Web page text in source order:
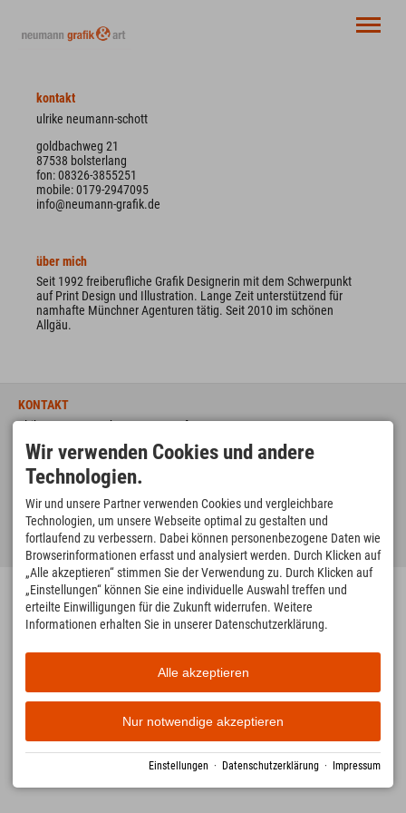
event
illu
kontakt
kontakt
ulrike neumann-schott
goldbachweg 21
87538 bolsterlang
fon: 08326-3855251
mobile: 0179-2947095
info@neumann-grafik.de
über mich
Seit 1992 freiberufliche Grafik Designerin mit dem Schwerpunkt
auf Print Design und Illustration. Lange Zeit unterstützend für
namhafte Münchner Agenturen tätig. Seit 2010 im schönen
Allgäu.
KONTAKT
ulrike neumann-schott
goldbachweg 21
87538 bolsterlang
fon 08326 3855251
mobile 0179 294 70 95
info@neumann-grafik.de
ÖFFNUNGSZEITEN:
Montag - Freitag: 8 - 13 Uhr
ImpressumDatenschutzBarrierefreiheitCookie-Einstellungen
Erstellt vonNeumann Grafik mit Tramino
Wir verwenden Cookies und andere
Technologien.
Wir und unsere Partner verwenden Cookies und vergleichbare
Technologien, um unsere Webseite optimal zu gestalten und
fortlaufend zu verbessern. Dabei können personenbezogene Daten wie
Browserinformationen erfasst und analysiert werden. Durch Klicken auf
„Alle akzeptieren“ stimmen Sie der Verwendung zu. Durch Klicken auf
„Einstellungen“ können Sie eine individuelle Auswahl treffen und
erteilte Einwilligungen für die Zukunft widerrufen. Weitere
Informationen erhalten Sie in unserer Datenschutzerklärung.
Alle akzeptieren
Nur notwendige akzeptieren
Einstellungen · Datenschutzerklärung · Impressum